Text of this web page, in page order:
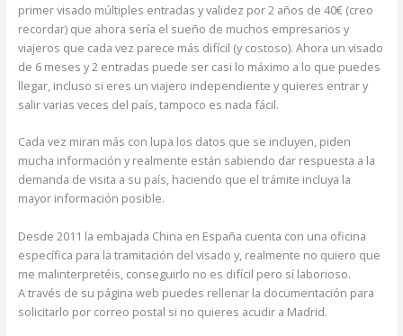
primer visado múltiples entradas y validez por 2 años de 40€ (creo
recordar) que ahora sería el sueño de muchos empresarios y
viajeros que cada vez parece más difícil (y costoso). Ahora un visado
de 6 meses y 2 entradas puede ser casi lo máximo a lo que puedes
llegar, incluso si eres un viajero independiente y quieres entrar y
salir varias veces del país, tampoco es nada fácil.
Cada vez miran más con lupa los datos que se incluyen, piden
mucha información y realmente están sabiendo dar respuesta a la
demanda de visita a su país, haciendo que el trámite incluya la
mayor información posible.
Desde 2011 la embajada China en España cuenta con una oficina
específica para la tramitación del visado y, realmente no quiero que
me malinterpretéis, conseguirlo no es difícil pero sí laborioso.
A través de su página web puedes rellenar la documentación para
solicitarlo por correo postal si no quieres acudir a Madrid.